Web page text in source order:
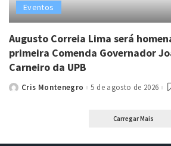
Eventos
Augusto Correia Lima será
primeira Comenda Governador
Carneiro da UPB
PostedCris Montenegro 5 de agosto de 2026
Carregar Mais